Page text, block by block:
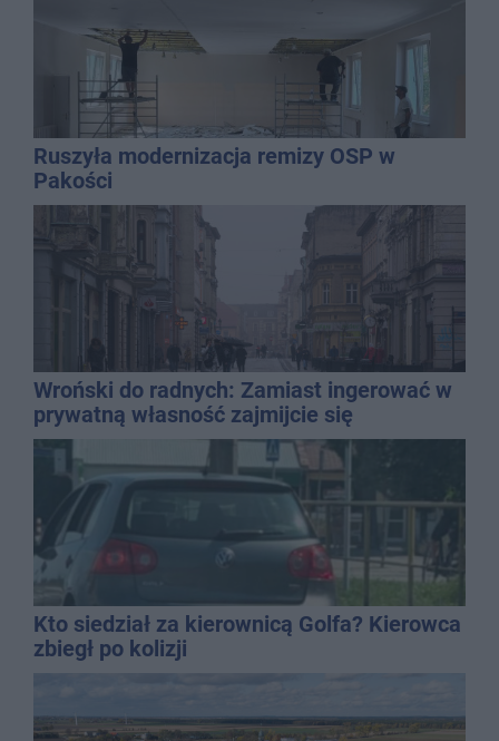
Ruszyła modernizacja remizy OSP w
Pakości
Wroński do radnych: Zamiast ingerować w
prywatną własność zajmijcie się
gospodarką
Kto siedział za kierownicą Golfa? Kierowca
zbiegł po kolizji